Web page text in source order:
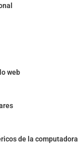
web
de la computadora